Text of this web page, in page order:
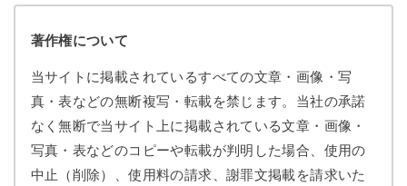
著作権について
当サイトに掲載されているすべての文章・画像・写
真・表などの無断複写・転載を禁じます。当社の承諾
なく無断で当サイト上に掲載されている文章・画像・
写真・表などのコピーや転載が判明した場合、使用の
中止（削除）、使用料の請求、謝罪文掲載を請求いた